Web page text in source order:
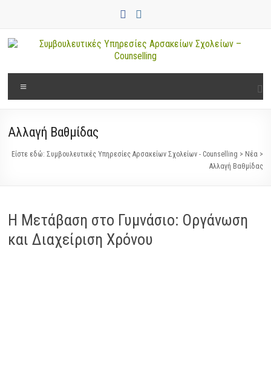
Συμβουλευτικές
Υπηρεσίες
Αρσακείων
Σχολείων
Αλλαγή Βαθμίδας
Είστε εδώ: Συμβουλευτικές Υπηρεσίες Αρσακείων Σχολείων - Counselling > Νέα>
Αλλαγή Βαθμίδας
Η Μετάβαση στο Γυμνάσιο: Οργάνωση
και Διαχείριση Χρόνου